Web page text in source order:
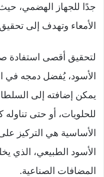
جدًا للجهاز الهضمي،
الأمعاء وتهدف إلى
لتحقيق أقصى استفادة
الأسود، يُفضل دمجه في
يمكن إضافته إلى
للحلويات، أو حتى
الأساسية هي التركيز
الأسود الطبيعي، الذي
المضافات الصناعية.